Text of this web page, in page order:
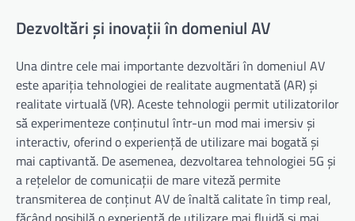
Dezvoltări și inovații în domeniul AV
Una dintre cele mai importante dezvoltări în domeniul AV
este apariția tehnologiei de realitate augmentată (AR) și
realitate virtuală (VR). Aceste tehnologii permit utilizatorilor
să experimenteze conținutul într-un mod mai imersiv și
interactiv, oferind o experiență de utilizare mai bogată și
mai captivantă. De asemenea, dezvoltarea tehnologiei 5G și
a rețelelor de comunicații de mare viteză permite
transmiterea de conținut AV de înaltă calitate în timp real,